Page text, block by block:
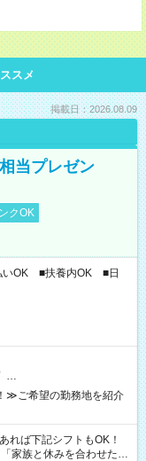
スメ
掲載日：2026.08.09
当プレゼン
クOK
いOK ■扶養内OK ■日
…
≫ご希望の勤務地を紹介